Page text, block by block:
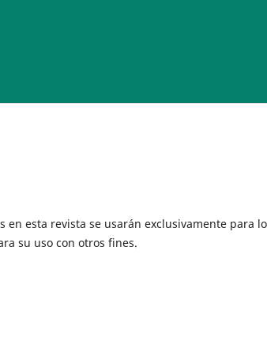
esta revista se usarán exclusivamente para
su uso con otros fines.